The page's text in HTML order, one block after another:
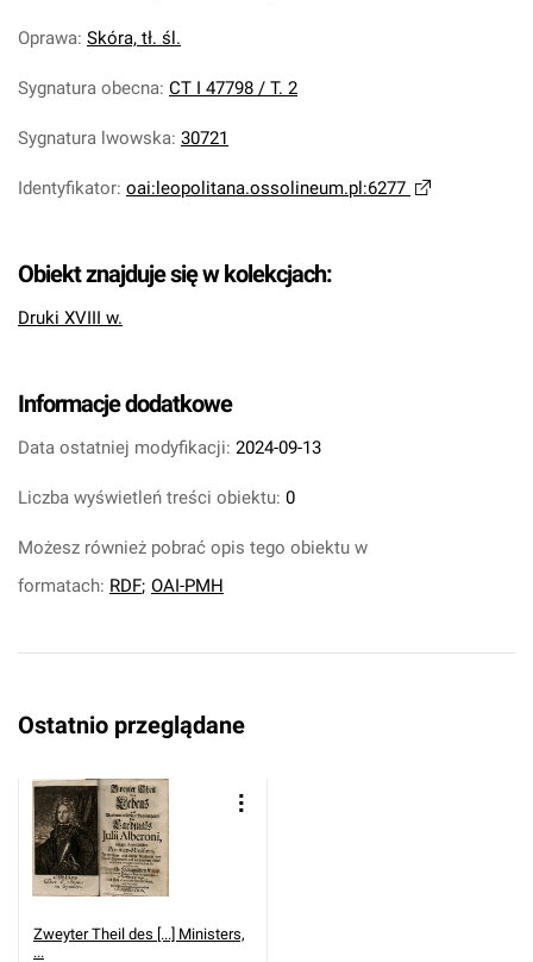
Oprawa: Skóra, tł. śl.
Sygnatura obecna: CT I 47798 / T. 2
Sygnatura lwowska: 30721
Identyfikator: oai:leopolitana.ossolineum.pl:6277
Obiekt znajduje się w kolekcjach:
Druki XVIII w.
Informacje dodatkowe
Data ostatniej modyfikacji: 2024-09-13
Liczba wyświetleń treści obiektu: 0
Możesz również pobrać opis tego obiektu w
formatach: RDF; OAI-PMH
Ostatnio przeglądane
Zweyter Theil des [...] Ministers,
...